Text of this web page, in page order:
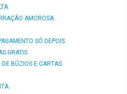
AMOROSA
SÓ DEPOIS
GRATIS
DE BÚZIOS E CARTAS